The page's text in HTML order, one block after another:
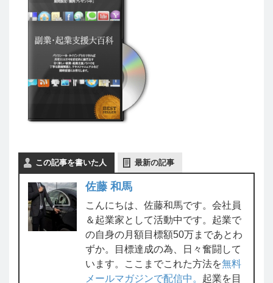
この記事を書いた人 最新の記事
佐藤 和馬
こんにちは、佐藤和馬です。会社員
＆起業家として活動中です。起業で
の自身の月額目標額50万まであとわ
ずか。目標達成の為、日々奮闘して
います。ここまでこれた方法を無料
メールマガジンで配信中。 起業を目